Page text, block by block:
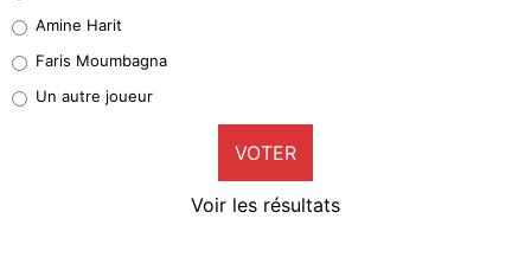
1%
9%
Amine Harit
Faris Moumbagna
Un autre joueur
VOTER
Voir les résultats